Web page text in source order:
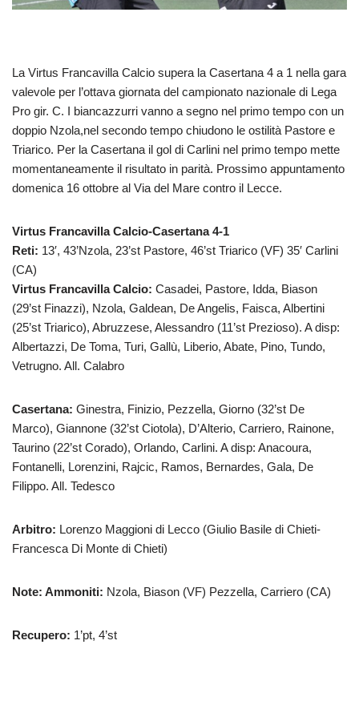
La Virtus Francavilla Calcio supera la Casertana 4 a 1 nella gara
valevole per l’ottava giornata del campionato nazionale di Lega
Pro gir. C. I biancazzurri vanno a segno nel primo tempo con un
doppio Nzola,nel secondo tempo chiudono le ostilità Pastore e
Triarico. Per la Casertana il gol di Carlini nel primo tempo mette
momentaneamente il risultato in parità. Prossimo appuntamento
domenica 16 ottobre al Via del Mare contro il Lecce.
Virtus Francavilla Calcio-Casertana 4-1
Reti: 13′, 43’Nzola, 23’st Pastore, 46’st Triarico (VF) 35′ Carlini
(CA)
Virtus Francavilla Calcio: Casadei, Pastore, Idda, Biason
(29’st Finazzi), Nzola, Galdean, De Angelis, Faisca, Albertini
(25’st Triarico), Abruzzese, Alessandro (11’st Prezioso). A disp:
Albertazzi, De Toma, Turi, Gallù, Liberio, Abate, Pino, Tundo,
Vetrugno. All. Calabro
Casertana: Ginestra, Finizio, Pezzella, Giorno (32’st De
Marco), Giannone (32’st Ciotola), D’Alterio, Carriero, Rainone,
Taurino (22’st Corado), Orlando, Carlini. A disp: Anacoura,
Fontanelli, Lorenzini, Rajcic, Ramos, Bernardes, Gala, De
Filippo. All. Tedesco
Arbitro: Lorenzo Maggioni di Lecco (Giulio Basile di Chieti-
Francesca Di Monte di Chieti)
Note: Ammoniti: Nzola, Biason (VF) Pezzella, Carriero (CA)
Recupero: 1’pt, 4’st